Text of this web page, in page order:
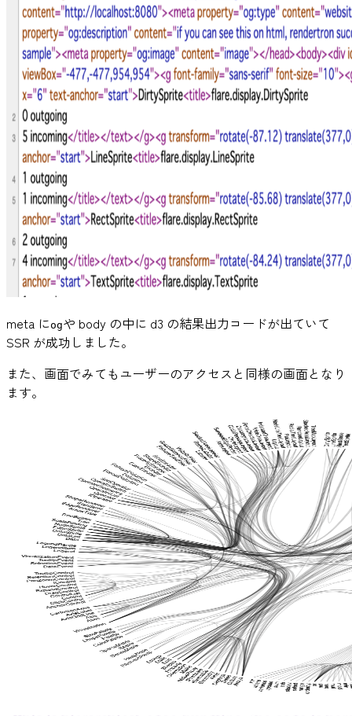
meta にogや body の中に d3 の結果出力コードが出ていて
SSR が成功しました。
また、画面でみてもユーザーのアクセスと同様の画面となり
ます。